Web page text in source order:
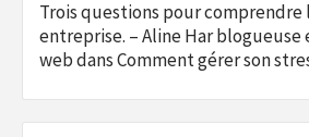
Trois questions pour comprendre
entreprise. – Aline Har blogueuse
webdansComment gérer son